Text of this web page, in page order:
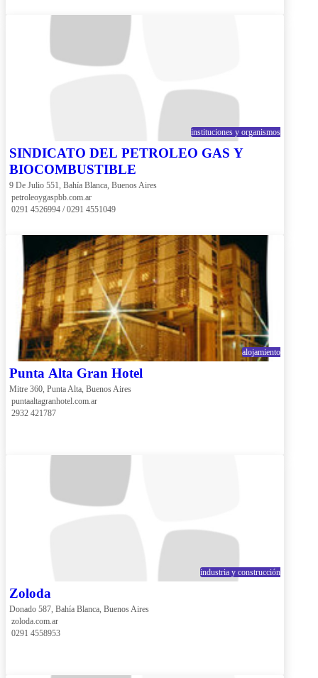
instituciones y organismos
SINDICATO DEL PETROLEO GAS Y
BIOCOMBUSTIBLE
9 De Julio 551, Bahía Blanca, Buenos Aires
petroleoygaspbb.com.ar
0291 4526994 / 0291 4551049
alojamiento
Punta Alta Gran Hotel
Mitre 360, Punta Alta, Buenos Aires
puntaaltagranhotel.com.ar
2932 421787
industria y construcción
Zoloda
Donado 587, Bahía Blanca, Buenos Aires
zoloda.com.ar
0291 4558953